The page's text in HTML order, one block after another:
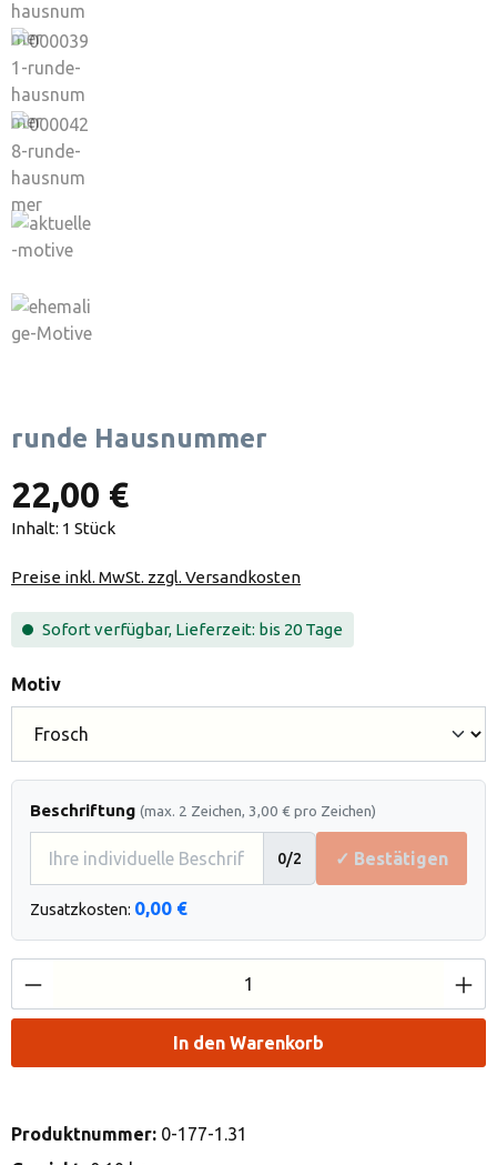
runde Hausnummer
22,00 €
Inhalt: 1 Stück
Preise inkl. MwSt. zzgl. Versandkosten
Sofort verfügbar, Lieferzeit: bis 20 Tage
Motivauswählen
Beschriftung (max. 2 Zeichen, 3,00 € pro Zeichen)
0/2 ✓ Bestätigen
Zusatzkosten: 0,00 €
Produkt Anzahl: Gib den gewünschten
In den Warenkorb
Produktnummer: 0-177-1.31